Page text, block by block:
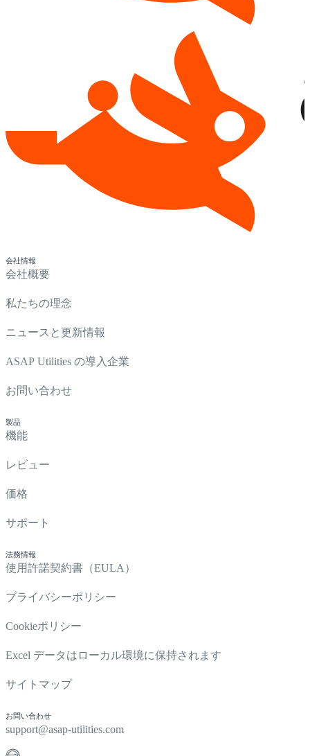
会社情報
会社概要
私たちの理念
ニュースと更新情報
ASAP Utilities の導入企業
お問い合わせ
製品
機能
レビュー
価格
サポート
法務情報
使用許諾契約書（EULA）
プライバシーポリシー
Cookieポリシー
Excel データはローカル環境に保持されます
サイトマップ
お問い合わせ
support@asap-utilities.com